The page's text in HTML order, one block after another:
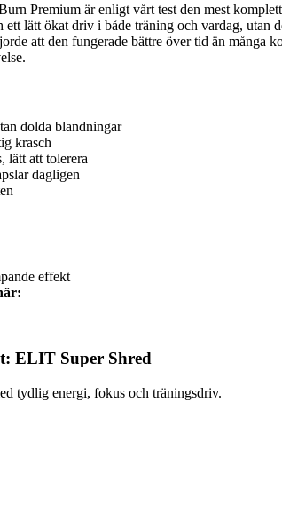
Premium är enligt vårt test den mest
ett lätt ökat driv i både träning och vardag,
att den fungerade bättre över tid än många
dolda blandningar
krasch
lätt att tolerera
dagligen
effekt
ELIT Super Shred
tydlig energi, fokus och träningsdriv.